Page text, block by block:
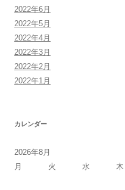
2022年6月
2022年5月
2022年4月
2022年3月
2022年2月
2022年1月
カレンダー
2026年8月
月
火 水 木